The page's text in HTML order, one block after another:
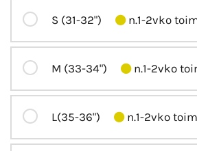
S (31-32") n.1-2vko
M (33-34") n.1-2vko
L(35-36") n.1-2vko